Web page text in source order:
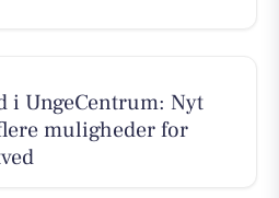
i UngeCentrum: Nyt
muligheder for